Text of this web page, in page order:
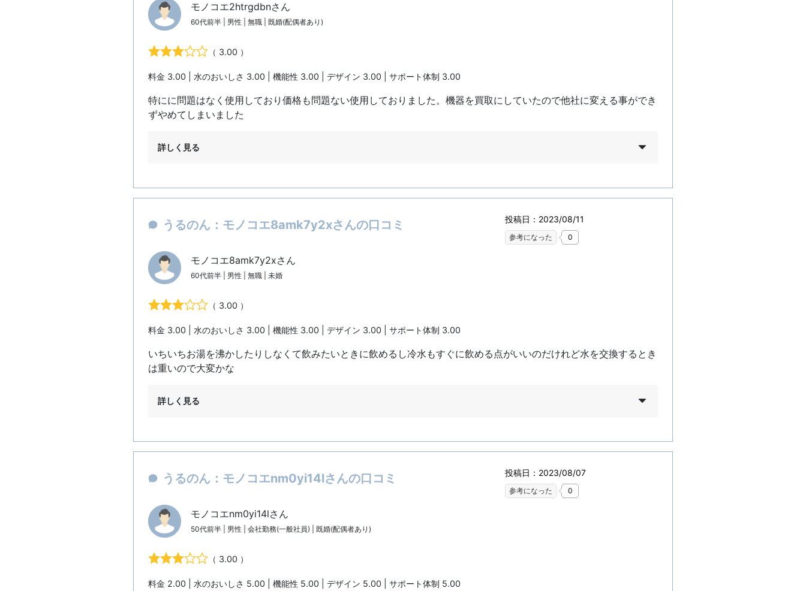
モノコエ2htrgdbnさん
60代前半 | 男性 | 無職 | 既婚(配偶者あり)
（ 3.00 ）
料金 3.00 | 水のおいしさ 3.00 | 機能性 3.00 | デザイン 3.00 | サポート体制 3.00
特にに問題はなく使用しており価格も問題ない使用しておりました。機器を買取にしていたので他社に変える事ができ
ずやめてしまいました
詳しく見る
うるのん：モノコエ8amk7y2xさんの口コミ 投稿日：2023/08/11
参考になった 0
モノコエ8amk7y2xさん
60代前半 | 男性 | 無職 | 未婚
（ 3.00 ）
料金 3.00 | 水のおいしさ 3.00 | 機能性 3.00 | デザイン 3.00 | サポート体制 3.00
いちいちお湯を沸かしたりしなくて飲みたいときに飲めるし冷水もすぐに飲める点がいいのだけれど水を交換するとき
は重いので大変かな
詳しく見る
うるのん：モノコエnm0yi14lさんの口コミ 投稿日：2023/08/07
参考になった 0
モノコエnm0yi14lさん
50代前半 | 男性 | 会社勤務(一般社員) | 既婚(配偶者あり)
（ 3.00 ）
料金 2.00 | 水のおいしさ 5.00 | 機能性 5.00 | デザイン 5.00 | サポート体制 5.00